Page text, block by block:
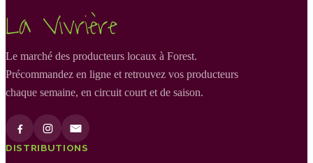
La Vivrière
Le marché des producteurs locaux à Forest.
Précommandez en ligne et retrouvez vos producteurs
chaque semaine, en circuit court et de saison.
DISTRIBUTIONS